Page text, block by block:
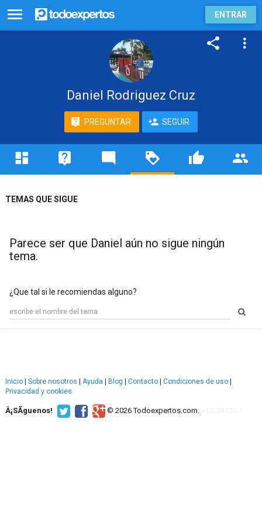
ENTRAR
Daniel Rodriguez Cruz
PREGUNTAR SEGUIR
TEMAS QUE SIGUE
Parece ser que Daniel aún no sigue ningún
tema.
¿Que tal si le recomiendas alguno?
Inicio Sobre nosotros Ayuda Blog Contacto Condiciones de uso
Privacidad y cookies
Â¡SÃ­guenos! © 2026 Todoexpertos.com.